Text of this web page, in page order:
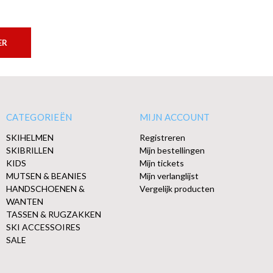
CATEGORIEËN
SKIHELMEN
SKIBRILLEN
KIDS
MUTSEN & BEANIES
HANDSCHOENEN &
WANTEN
TASSEN & RUGZAKKEN
SKI ACCESSOIRES
SALE
MIJN ACCOUNT
Registreren
Mijn bestellingen
Mijn tickets
Mijn verlanglijst
Vergelijk producten